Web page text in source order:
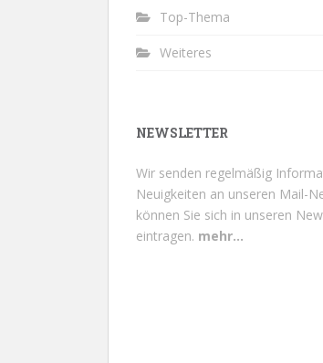
Top-Thema
Weiteres
NEWSLETTER
Wir senden regelmäßig
Neuigkeiten an unseren Mail-
können Sie sich in unseren
eintragen. mehr...